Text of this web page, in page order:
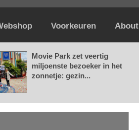
Voorkeuren About
Movie Park zet veertig
miljoenste bezoeker in het
zonnetje: gezin...